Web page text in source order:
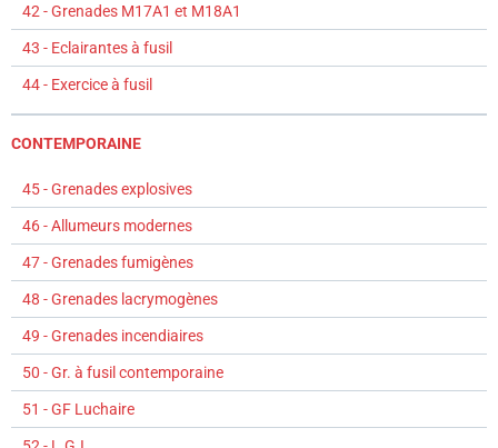
42 - Grenades M17A1 et M18A1
43 - Eclairantes à fusil
44 - Exercice à fusil
CONTEMPORAINE
45 - Grenades explosives
46 - Allumeurs modernes
47 - Grenades fumigènes
48 - Grenades lacrymogènes
49 - Grenades incendiaires
50 - Gr. à fusil contemporaine
51 - GF Luchaire